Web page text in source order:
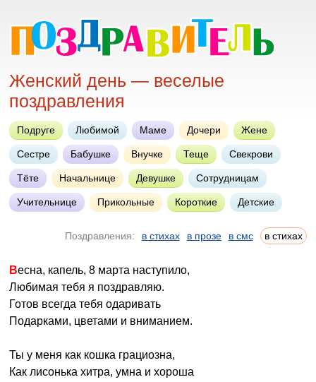
Женский день — веселые
поздравления
Подруге Любимой Маме Дочери Жене
Сестре Бабушке Внучке Теще Свекрови
Тёте Начальнице Девушке Сотрудницам
Учительнице Прикольные Короткие Детские
Поздравления: в стихах в прозе в смс в стихах
Весна, капель, 8 марта наступило,
Любимая тебя я поздравляю.
Готов всегда тебя одаривать
Подарками, цветами и вниманием.
Ты у меня как кошка грациозна,
Как лисонька хитра, умна и хороша